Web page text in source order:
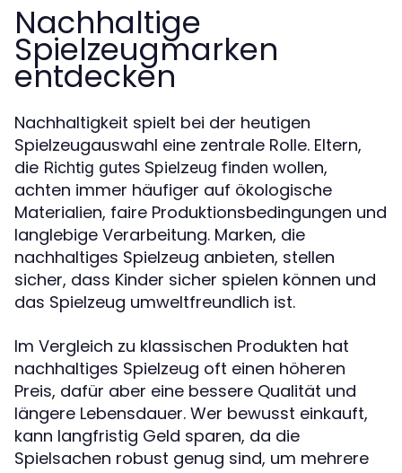
Nachhaltige
Spielzeugmarken
entdecken
Nachhaltigkeit spielt bei der heutigen
Spielzeugauswahl eine zentrale Rolle. Eltern,
die Richtig gutes Spielzeug finden wollen,
achten immer häufiger auf ökologische
Materialien, faire Produktionsbedingungen und
langlebige Verarbeitung. Marken, die
nachhaltiges Spielzeug anbieten, stellen
sicher, dass Kinder sicher spielen können und
das Spielzeug umweltfreundlich ist.
Im Vergleich zu klassischen Produkten hat
nachhaltiges Spielzeug oft einen höheren
Preis, dafür aber eine bessere Qualität und
längere Lebensdauer. Wer bewusst einkauft,
kann langfristig Geld sparen, da die
Spielsachen robust genug sind, um mehrere